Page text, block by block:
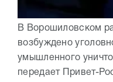
В Ворошиловском
возбуждено
умышленного
передает Привет-